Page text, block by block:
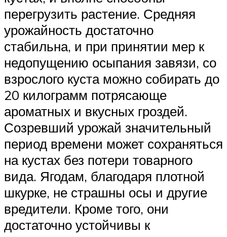
перегрузить растение. Средняя
урожайность достаточно
стабильна, и при принятии мер к
недопущению осыпания завязи, со
взрослого куста можно собирать до
20 килограмм потрясающе
ароматных и вкусных гроздей.
Созревший урожай значительный
период времени может сохраняться
на кустах без потери товарного
вида. Ягодам, благодаря плотной
шкурке, не страшны осы и другие
вредители. Кроме того, они
достаточно устойчивы к